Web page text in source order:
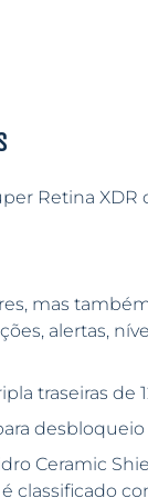
Retina XDR
mas
alertas,
traseiras de
Ceramic
classificado